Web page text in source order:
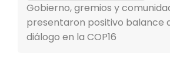
Gobierno, gremios y
presentaron positivo balance
diálogo en la COP16